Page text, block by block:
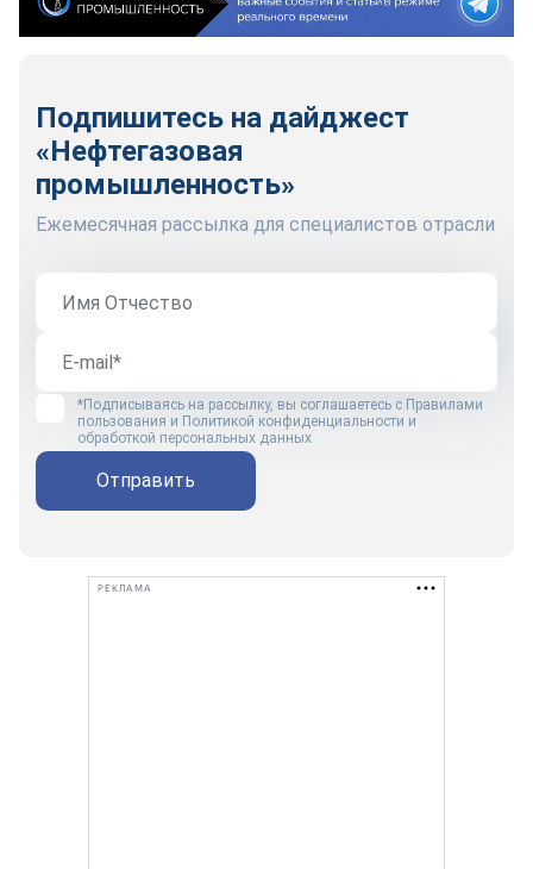
Подпишитесь на дайджест
«Нефтегазовая
промышленность»
Ежемесячная рассылка для специалистов отрасли
*Подписываясь на рассылку, вы соглашаетесь с Правилами
пользования и Политикой конфиденциальности и
обработкой персональных данных
Отправить
РЕКЛАМА